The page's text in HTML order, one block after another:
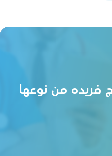
فريده من نوعها